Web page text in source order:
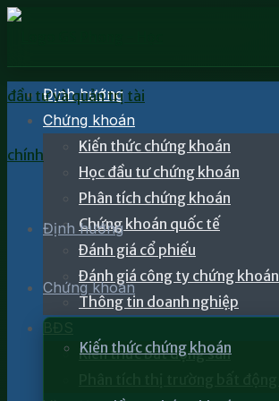
Định hướng
Chứng khoán
Kiến thức chứng khoán
Định hướng
Chứng khoán
Kiến thức chứng khoán
Học đầu tư chứng khoán
Phân tích chứng khoán
Chứng khoán quốc tế
Đánh giá cổ phiếu
Đánh giá công ty chứng khoán
Thông tin doanh nghiệp
BĐS
Kiến thức bất động sản